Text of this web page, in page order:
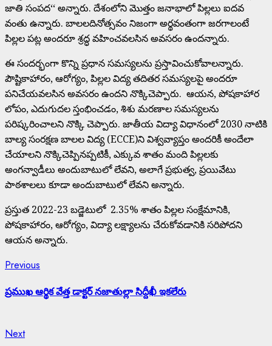
జాతి సంపద‘‘ అన్నారు. దేశంలోని మొత్తం జనాభాలో పిల్లలు ఐదవ
వంతు ఉన్నారు. బాలలదినోత్సవం నిజంగా అర్థవంతంగా జరగాలంటే
పిల్లల పట్ల అందరూ శ్రద్ధ వహించవలసిన అవసరం ఉందన్నారు.
ఈ సందర్భంగా కొన్ని ప్రధాన సమస్యలను ప్రస్తావించుకోవాలన్నారు.
పౌష్టికాహారం, ఆరోగ్యం, పిల్లల విద్య తదితర సమస్యలపై అందరూ
పనిచేయవలసిన అవసరం ఉందని నొక్కిచెప్పారు. ఆయన, పోషకాహార
లోపం, ఎదుగుదల స్తంభించడం, శిశు మరణాల సమస్యలను
పరిష్కరించాలని నొక్కి చెప్పారు. జాతీయ విద్యా విధానంలో 2030 నాటికి
బాల్య సంరక్షణ బాలల విద్య (ECCE)ని విశ్వవ్యాప్తం అందరికీ అందేలా
చేయాలని నొక్కిచెప్పినప్పటికీ, ఎక్కువ శాతం మంది పిల్లలకు
అంగన్వాడీలు అందుబాటులో లేవని, అలాగే ప్రభుత్వ, ప్రయివేటు
పాఠశాలలు కూడా అందుబాటులో లేవని అన్నారు.
ప్రస్తుత 2022-23 బడ్జెటులో 2.35% శాతం పిల్లల సంక్షేమానికి,
పోషకాహారం, ఆరోగ్యం, విద్యా లక్ష్యాలను చేరుకోవడానికి సరిపోదని
ఆయన అన్నారు.
Continue
Reading
Previous
ప్రముఖ ఆర్థిక వేత్త డాక్టర్ నజాతుల్లా సిద్దీఖీ ఇకలేరు
NextNext